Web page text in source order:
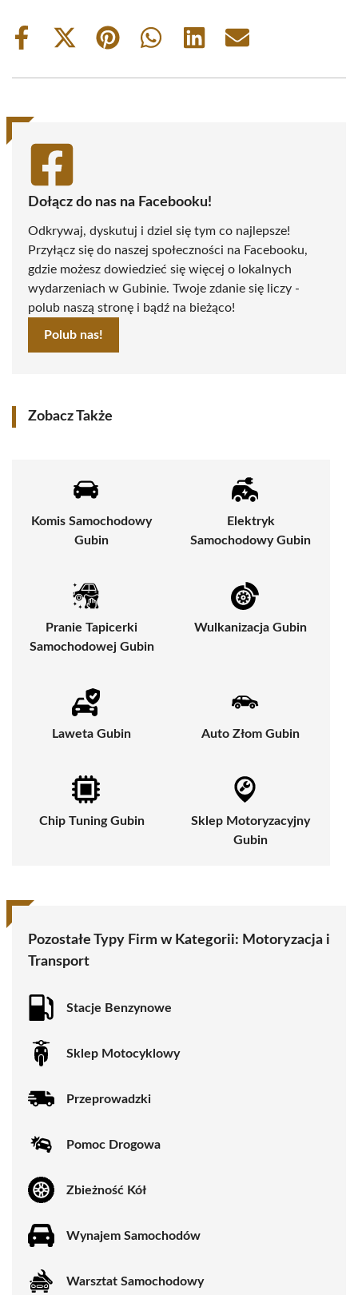
Share
Share
(Twitter)
Share
Share
Share
Share
Dołącz do nas na Facebooku!
Odkrywaj, dyskutuj i dziel się tym co najlepsze!
Przyłącz się do naszej społeczności na Facebooku,
gdzie możesz dowiedzieć się więcej o lokalnych
wydarzeniach w Gubinie. Twoje zdanie się liczy -
polub naszą stronę i bądź na bieżąco!
Polub nas!
Zobacz Także
Komis Samochodowy
Gubin
Elektryk
Samochodowy Gubin
Pranie Tapicerki
Samochodowej Gubin
Wulkanizacja Gubin
Laweta Gubin Auto Złom Gubin
Chip Tuning Gubin
Sklep Motoryzacyjny
Gubin
Pozostałe Typy Firm w Kategorii: Motoryzacja i
Transport
Stacje Benzynowe
Sklep Motocyklowy
Przeprowadzki
Pomoc Drogowa
Zbieżność Kół
Wynajem Samochodów
Warsztat Samochodowy